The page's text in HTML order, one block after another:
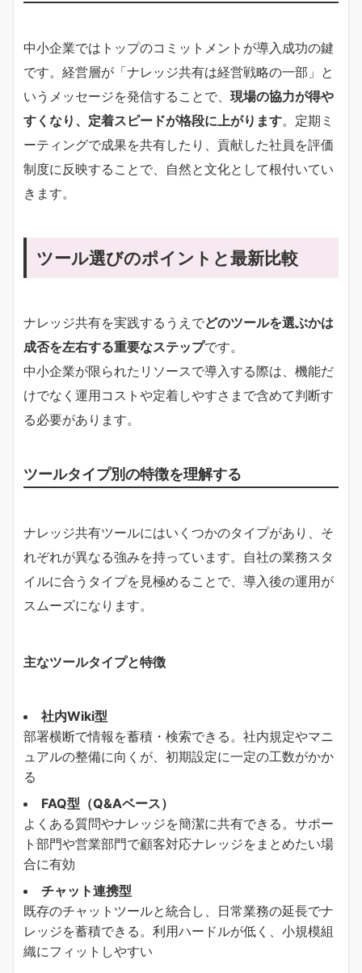
中小企業ではトップのコミットメントが導入成功の鍵
です。経営層が「ナレッジ共有は経営戦略の一部」と
いうメッセージを発信することで、 現場の協力が得や
すくなり、定着スピードが格段に上がります。定期ミ
ーティングで成果を共有したり、貢献した社員を評価
制度に反映することで、自然と文化として根付いてい
きます。
ツール選びのポイントと最新比較
ナレッジ共有を実践するうえでどのツールを選ぶかは
成否を左右する重要なステップです。
中小企業が限られたリソースで導入する際は、機能だ
けでなく運用コストや定着しやすさまで含めて判断す
る必要があります。
ツールタイプ別の特徴を理解する
ナレッジ共有ツールにはいくつかのタイプがあり、そ
れぞれが異なる強みを持っています。自社の業務スタ
イルに合うタイプを見極めることで、導入後の運用が
スムーズになります。
主なツールタイプと特徴
社内Wiki型
部署横断で情報を蓄積・検索できる。社内規定やマニ
ュアルの整備に向くが、初期設定に一定の工数がかか
る
FAQ型（Q&Aベース）
よくある質問やナレッジを簡潔に共有できる。サポー
ト部門や営業部門で顧客対応ナレッジをまとめたい場
合に有効
チャット連携型
既存のチャットツールと統合し、日常業務の延長でナ
レッジを蓄積できる。利用ハードルが低く、小規模組
織にフィットしやすい